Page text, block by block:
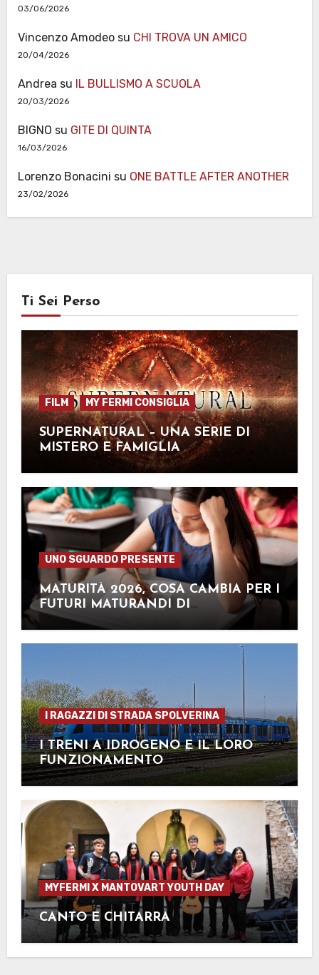
03/06/2026
Vincenzo Amodeosu CHI TROVA UN AMICO
20/04/2026
Andrea su IL BULLISMO A SCUOLA
20/03/2026
BIGNO su GITE DI QUINTA
16/03/2026
Lorenzo Bonacini su ONE BATTLE AFTER ANOTHER
23/02/2026
Ti Sei Perso
FILM MY FERMI CONSIGLIA
SUPERNATURAL – UNA SERIE DI
MISTERO E FAMIGLIA
UNO SGUARDO PRESENTE
MATURITÀ 2026, COSA CAMBIA PER I
FUTURI MATURANDI DI
QUEST’ANNO?
I RAGAZZI DI STRADA SPOLVERINA
I TRENI A IDROGENO E IL LORO
FUNZIONAMENTO
MYFERMI X MANTOVART YOUTH DAY
CANTO E CHITARRA